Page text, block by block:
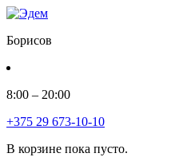
Борисов
8:00 – 20:00
+375 29 673-10-10
В корзине пока пусто.